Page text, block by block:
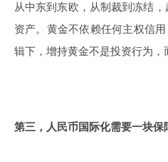
从中东到东欧，从制裁到冻结
资产。黄金不依赖任何主权信
辑下，增持黄金不是投资行为，
第三，人民币国际化需要一块保